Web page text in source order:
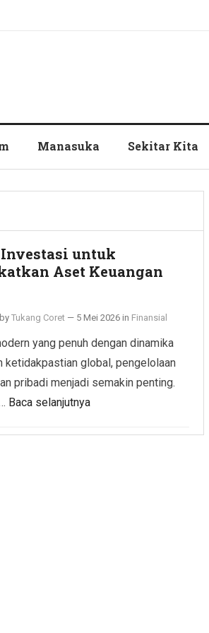
Manasuka Sekitar Kita
untuk
Aset Keuangan
Tukang Coret — 5 Mei 2026 in Finansial
yang penuh dengan dinamika
ketidakpastian global, pengelolaan
pribadi menjadi semakin penting.
Baca selanjutnya